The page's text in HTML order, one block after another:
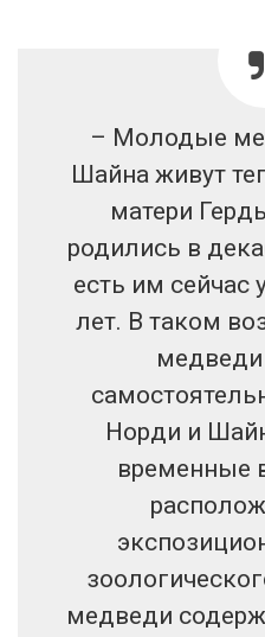
– Молодые
Шайна живут
матери
родились в
есть им сейчас
лет. В таком
Норди и
временные
медведи